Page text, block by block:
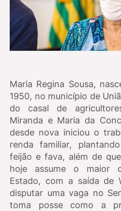
Maria Regina Sousa,
1950, no município de
do casal de
Miranda e Maria da
desde nova iniciou o
renda familiar,
feijão e fava, além de
hoje assume o maior
Estado, com a saída de
disputar uma vaga no
toma posse como a